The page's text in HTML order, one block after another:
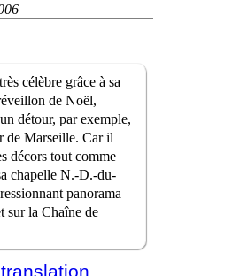
célèbre grâce à sa
de Noël,
détour, par exemple,
de Marseille. Car il
décors tout comme
chapelle N.-D.-du-
panorama
sur la Chaîne de